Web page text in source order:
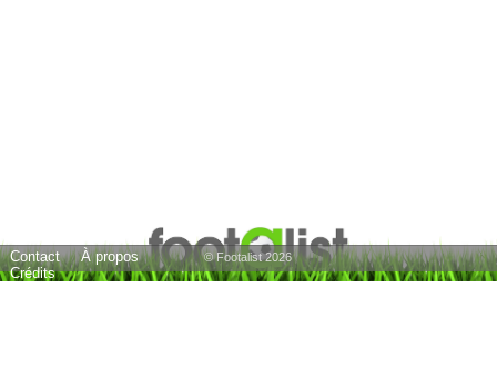
Youssouf Fofana MC 27
Contact
À propos
Crédits
© Footalist 2026